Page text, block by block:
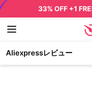
33% OFF +1
Aliexpressレビュー